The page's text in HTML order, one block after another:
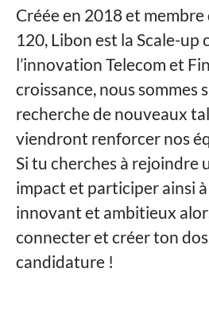
Créée en 2018 et membre
120, Libon est la Scale-up
l’innovation Telecom et
croissance, nous sommes
recherche de nouveaux
viendront renforcer nos
Si tu cherches à rejoindre
impact et participer ainsi
innovant et ambitieux
connecter et créer ton
candidature !